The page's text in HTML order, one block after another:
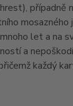
let a na
a
každý